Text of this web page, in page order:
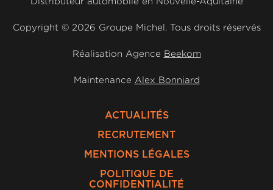
Copyright © 2026 Groupe Michel. Tous droits réservés
Réalisation Agence Beekom
Maintenance Alex Bonniard
ACTUALITÉS
RECRUTEMENT
MENTIONS LÉGALES
POLITIQUE DE
CONFIDENTIALITÉ